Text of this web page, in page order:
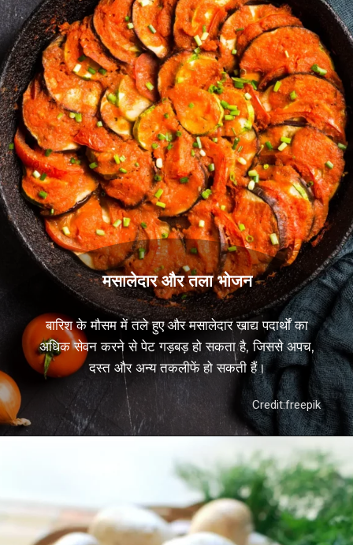
मसालेदार और तला भोजन
बारिश के मौसम में तले हुए और मसालेदार खाद्य पदार्थों का
अधिक सेवन करने से पेट गड़बड़ हो सकता है, जिससे अपच,
दस्त और अन्य तकलीफें हो सकती हैं।
Credit:freepik